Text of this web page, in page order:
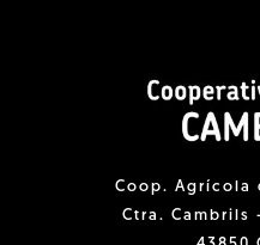
Coop. Agrícola
Ctra. Cambrils